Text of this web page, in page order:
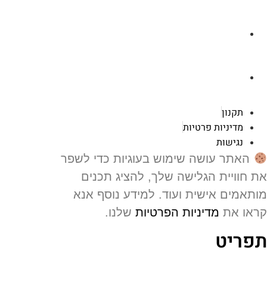
תקנון
מדיניות פרטיות
נגישות
האתר עושה שימוש בעוגיות כדי לשפר
חוויית הגלישה שלך, להציג תכנים
אישית ועוד. למידע נוסף אנא
אתמדיניות הפרטיותשלנו.